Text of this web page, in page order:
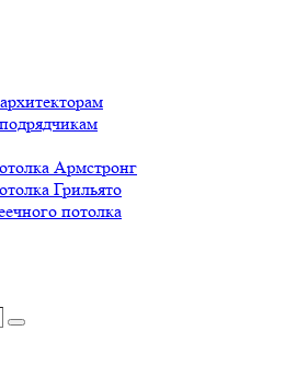
Армстронг
Грильято
потолка
Поиск